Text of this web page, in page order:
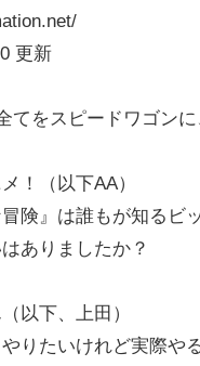
更新
をスピードワゴン
（以下AA）
冒険』は誰もが知る
ありましたか？
下、上田）
りたいけれど実際